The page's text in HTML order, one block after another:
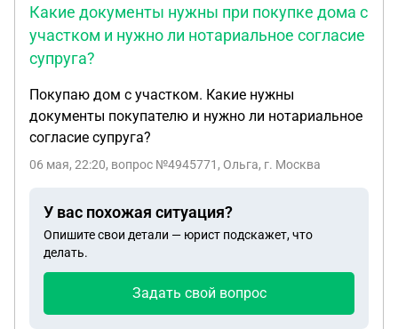
Какие документы нужны при покупке дома с
участком и нужно ли нотариальное согласие
супруга?
Покупаю дом с участком. Какие нужны
документы покупателю и нужно ли нотариальное
согласие супруга?
06 мая, 22:20, вопрос №4945771, Ольга, г. Москва
У вас похожая ситуация?
Опишите свои детали — юрист подскажет, что
делать.
Задать свой вопрос